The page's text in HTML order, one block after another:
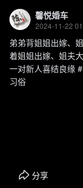
馨悦婚车
2024-11-22
弟弟背姐姐出嫁、
着姐姐出嫁、姐夫
一对新人喜结良缘
习俗
分享